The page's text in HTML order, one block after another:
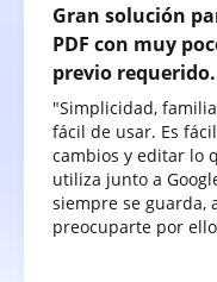
Gran solución
PDF con muy
previo requerido.
"Simplicidad,
fácil de usar. Es
cambios y editar lo
utiliza junto a
siempre se guarda,
preocuparte por